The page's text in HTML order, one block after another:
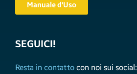
Manuale d'Uso
SEGUICI!
Resta in contatto con noi sui social: